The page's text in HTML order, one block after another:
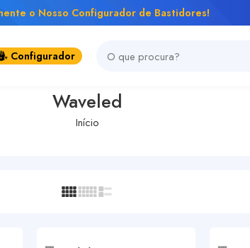
o Nosso Configurador de Bastidores!
Configurador
Waveled
Início